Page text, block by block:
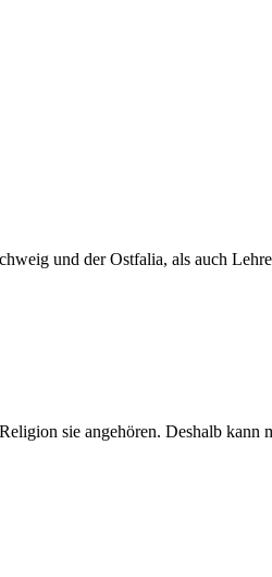
und der Ostfalia, als auch
sie angehören. Deshalb kann